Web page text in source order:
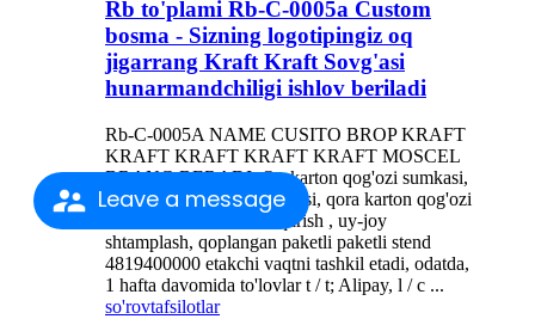
Leave a message
Rb to'plami Rb-C-0005a Custom
bosma - Sizning logotipingiz oq
jigarrang Kraft Kraft Sovg'asi
hunarmandchiligi ishlov beriladi
Rb-C-0005A NAME CUSITO BROP KRAFT
KRAFT KRAFT KRAFT KRAFT MOSCEL
BRANG BERADI, Oq karton qog'ozi sumkasi,
qora karton qog'ozi sumkasi, qora karton qog'ozi
sumkasi, Silk bosib chiqarish , uy-joy
shtamplash, qoplangan paketli paketli stend
4819400000 etakchi vaqtni tashkil etadi, odatda,
1 hafta davomida to'lovlar t / t; Alipay, l / c ...
so'rovtafsilotlar